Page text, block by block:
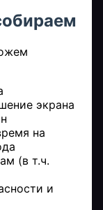
экрана
на
(в т.ч.
и